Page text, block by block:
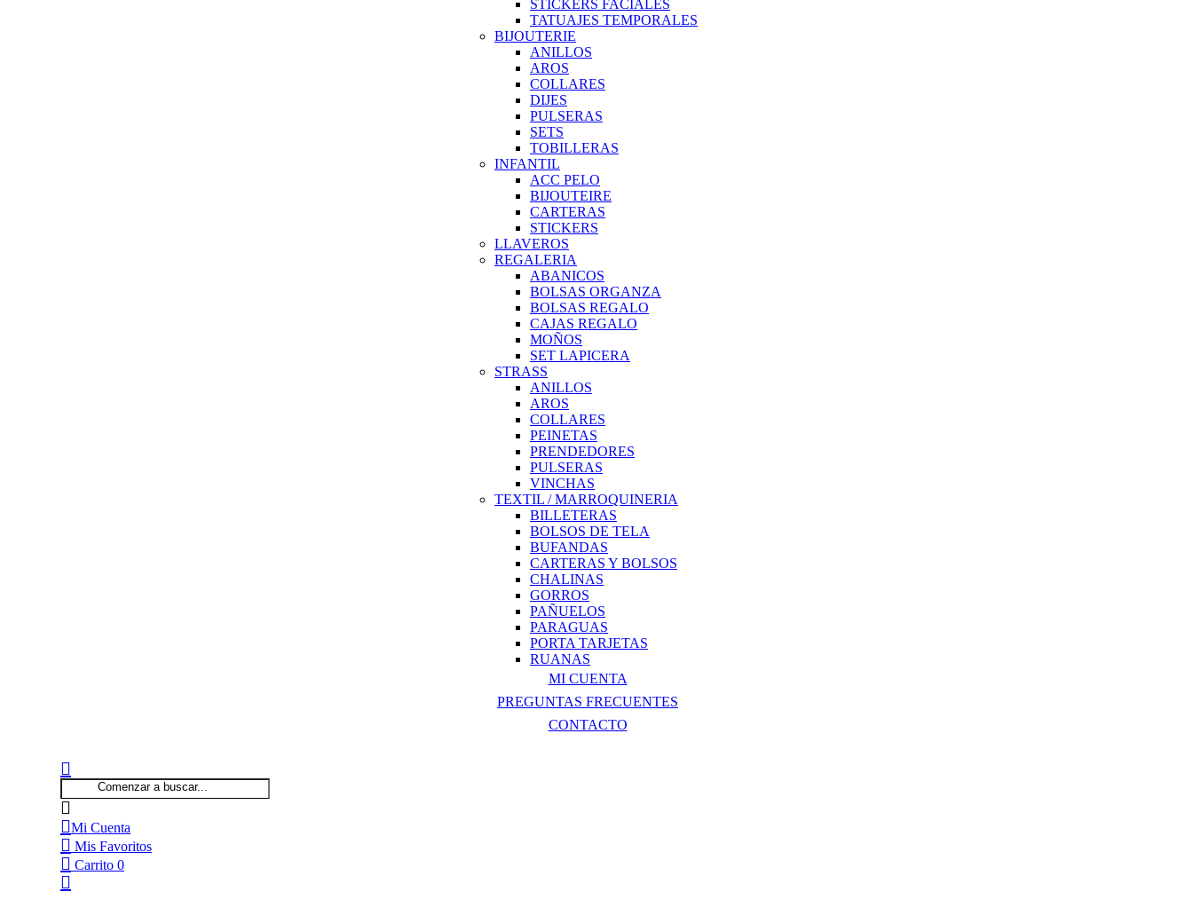
STICKERS FACIALES
TATUAJES TEMPORALES
BIJOUTERIE
ANILLOS
AROS
COLLARES
DIJES
PULSERAS
SETS
TOBILLERAS
INFANTIL
ACC PELO
BIJOUTEIRE
CARTERAS
STICKERS
LLAVEROS
REGALERIA
ABANICOS
BOLSAS ORGANZA
BOLSAS REGALO
CAJAS REGALO
MOÑOS
SET LAPICERA
STRASS
ANILLOS
AROS
COLLARES
PEINETAS
PRENDEDORES
PULSERAS
VINCHAS
TEXTIL / MARROQUINERIA
BILLETERAS
BOLSOS DE TELA
BUFANDAS
CARTERAS Y BOLSOS
CHALINAS
GORROS
PAÑUELOS
PARAGUAS
PORTA TARJETAS
RUANAS
MI CUENTA
PREGUNTAS FRECUENTES
CONTACTO
Mi Cuenta
Mis Favoritos
Carrito 0